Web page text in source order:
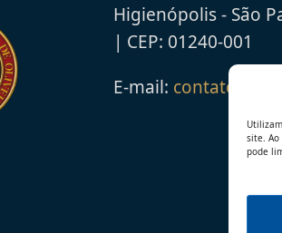
site. Ao
pode
Higienópolis - São
| CEP: 01240-001
E-mail: